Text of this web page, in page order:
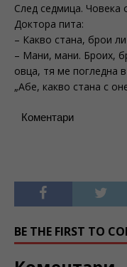
След седмица. Човека
Доктора пита:
– Какво стана, брои
– Мани, мани. Броих,
овца, тя ме погледна
„Абе, какво стана с
Коментари
BE THE FIRST TO